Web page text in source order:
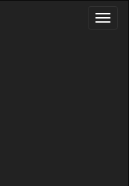
Меню